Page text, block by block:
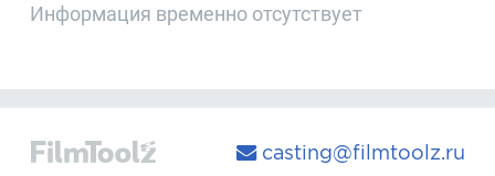
Информация временно отсутствует
casting@filmtoolz.ru